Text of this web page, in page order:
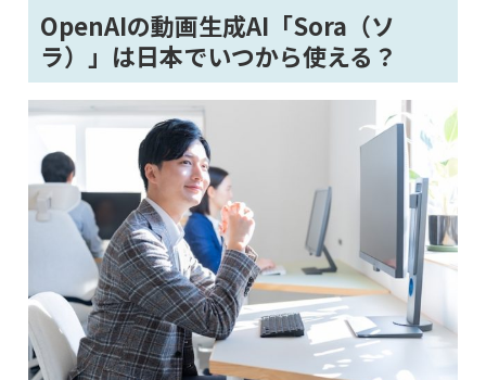
OpenAIの動画生成AI「Sora（ソ
ラ）」は日本でいつから使える？